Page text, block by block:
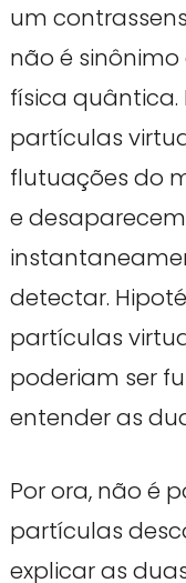
um
não é
física quântica.
partículas
flutuações do
e
detectar.
partículas
poderiam ser
entender as
Por ora, não é
partículas
explicar as